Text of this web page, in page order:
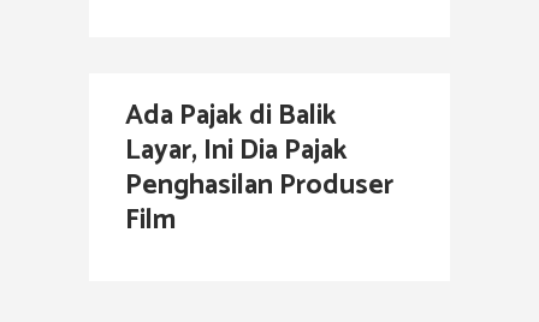
Ada Pajak di Balik
Layar, Ini Dia Pajak
Penghasilan Produser
Film